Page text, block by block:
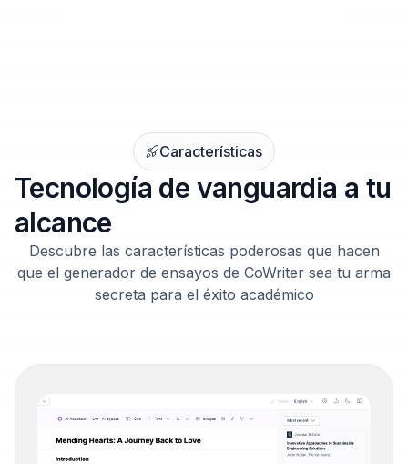
Características
Tecnología de vanguardia a tu
alcance
Descubre las características poderosas que hacen
que el generador de ensayos de CoWriter sea tu arma
secreta para el éxito académico